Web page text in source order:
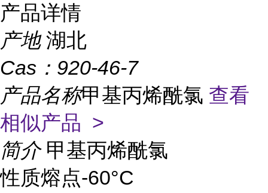
产品详情
产地 湖北
Cas： 920-46-7
产品名称甲基丙烯酰氯 查看
相似产品 >
简介 甲基丙烯酰氯
性质熔点-60°C